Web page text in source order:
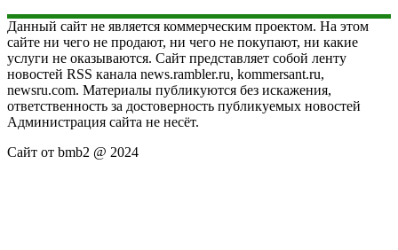
Данный сайт не является коммерческим проектом. На этом
сайте ни чего не продают, ни чего не покупают, ни какие
услуги не оказываются. Сайт представляет собой ленту
новостей RSS канала news.rambler.ru, kommersant.ru,
newsru.com. Материалы публикуются без искажения,
ответственность за достоверность публикуемых новостей
Администрация сайта не несёт.
Сайт от bmb2 @ 2024